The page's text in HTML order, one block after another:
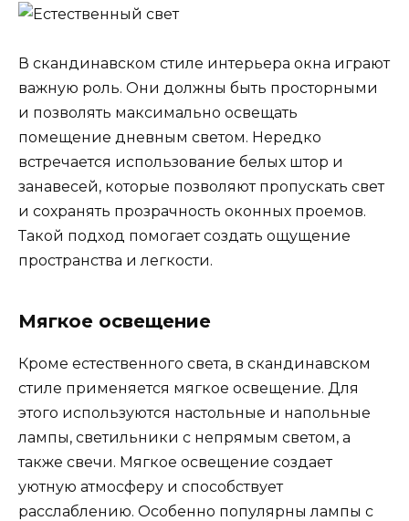
В скандинавском стиле интерьера окна играют
важную роль. Они должны быть просторными
и позволять максимально освещать
помещение дневным светом. Нередко
встречается использование белых штор и
занавесей, которые позволяют пропускать свет
и сохранять прозрачность оконных проемов.
Такой подход помогает создать ощущение
пространства и легкости.
Мягкое освещение
Кроме естественного света, в скандинавском
стиле применяется мягкое освещение. Для
этого используются настольные и напольные
лампы, светильники с непрямым светом, а
также свечи. Мягкое освещение создает
уютную атмосферу и способствует
расслаблению. Особенно популярны лампы с